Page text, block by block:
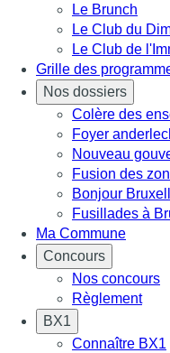
Le Brunch
Le Club du
Le Club de
Grille des
Nos dossiers
Colère des
Foyer
Nouveau
Fusion des
Bonjour
Fusillades à
Ma Commune
Concours
Nos concours
Règlement
BX1
Connaître BX1